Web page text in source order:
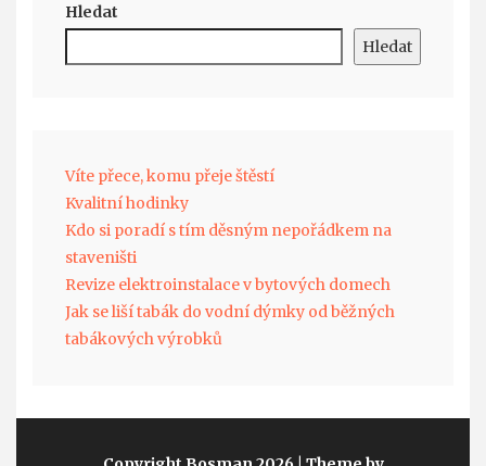
Hledat
Hledat
Víte přece, komu přeje štěstí
Kvalitní hodinky
Kdo si poradí s tím děsným nepořádkem na
staveništi
Revize elektroinstalace v bytových domech
Jak se liší tabák do vodní dýmky od běžných
tabákových výrobků